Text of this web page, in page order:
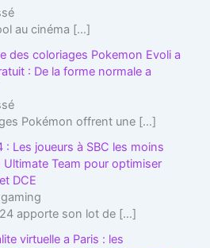
au cinéma […]
des coloriages Pokemon Evoli a
: De la forme normale a
Pokémon offrent une […]
: Les joueurs à SBC les moins
Team pour optimiser
DCE
apporte son lot de […]
virtuelle a Paris : les